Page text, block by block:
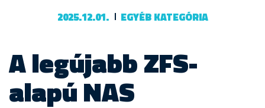
2025.12.01. EGYÉB KATEGÓRIA
A legújabb ZFS-
alapú NAS